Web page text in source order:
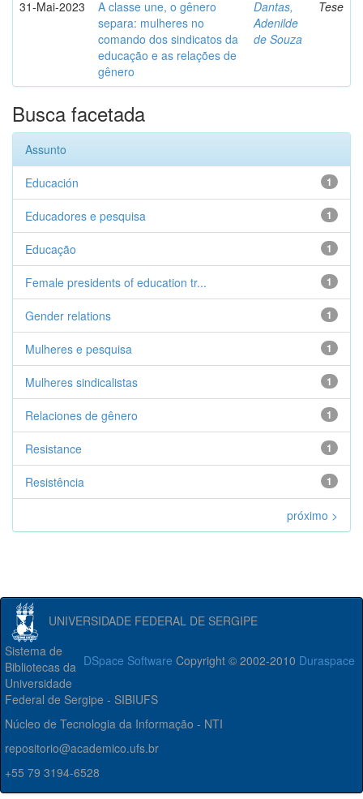
31-Mai-2023
A classe une, o gênero
separa: mulheres no
comando dos sindicatos da
educação e as relações de
gênero
Dantas,
Adenilde
de Souza
Tese
Busca facetada
Assunto
1
Educación
1
Educadores e pesquisa
1
Educação
1
Female presidents of education tr...
1
Gender relations
1
Mulheres e pesquisa
1
Mulheres sindicalistas
1
Relaciones de gênero
1
Resistance
1
Resistência
próximo >
UNIVERSIDADE FEDERAL DE SERGIPE
DSpace Software Copyright © 2002-2010 Duraspace
Sistema de
Bibliotecas da
Universidade
Federal de Sergipe - SIBIUFS
Núcleo de Tecnologia da Informação - NTI
repositorio@academico.ufs.br
+55 79 3194-6528